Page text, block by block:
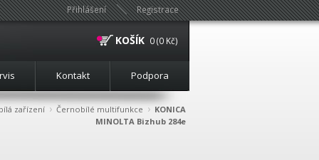
Přihlášení Registrace
KOŠÍK 0 (0 Kč)
Kontakt Podpora
zařízení › Černobílé multifunkce › KONICA
MINOLTA Bizhub 284e